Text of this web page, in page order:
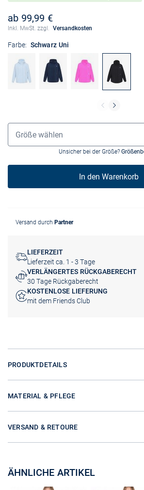
ab 99,99 €
Inkl. MwSt. zzgl. Versandkosten
Farbe: Schwarz Uni
Größenauswahl
Größe wählen
Unsicher bei der Größe?
In den Warenkorb
Versand durch Partner
LIEFERZEIT
Lieferzeit ca. 1 - 3 Tage
VERLÄNGERTES RÜCKGABERECHT
30 Tage Rückgaberecht
KOSTENLOSE LIEFERUNG
mit dem Friends Club
PRODUKTDETAILS
MATERIAL & PFLEGE
VERSAND & RETOURE
ÄHNLICHE ARTIKEL